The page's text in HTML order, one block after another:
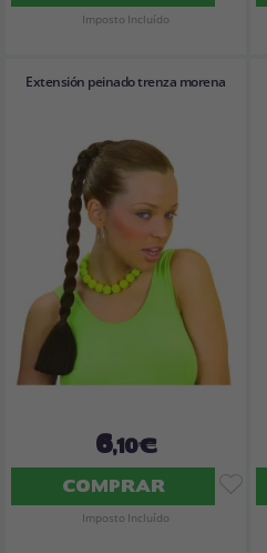
Imposto Incluído
Extensión peinado trenza morena
6,10€
COMPRAR
Imposto Incluído